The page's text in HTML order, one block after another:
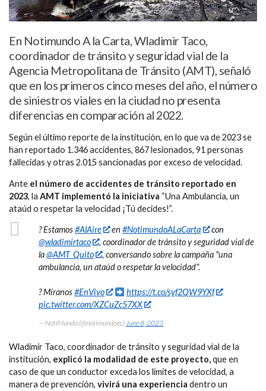
En Notimundo A la Carta, Wladimir Taco,
coordinador de tránsito y seguridad vial de la
Agencia Metropolitana de Tránsito (AMT), señaló
que en los primeros cinco meses del año, el número
de siniestros viales en la ciudad no presenta
diferencias en comparación al 2022.
Según el último reporte de la institución, en lo que va de 2023 se
han reportado 1.346 accidentes, 867 lesionados, 91 personas
fallecidas y otras 2.015 sancionadas por exceso de velocidad.
Ante el número de accidentes de tránsito reportado en
2023, la AMT implementó la iniciativa “Una Ambulancia, un
ataúd o respetar la velocidad ¡Tú decides!”.
? Estamos#AlAire en#NotimundoALaCarta
con
@wladimirtaco
, coordinador de tránsito y seguridad vial de
la@AMT_Quito
, conversando sobre la campaña "una
ambulancia, un ataúd o respetar la velocidad".
?️ Míranos#EnVivo
https://t.co/syf2QW9YXf
pic.twitter.com/XZCuZc57XX
— NotiMundo (@notimundoec)June 8, 2023
Wladimir Taco, coordinador de tránsito y seguridad vial de la
institución, explicó la modalidad de este proyecto,que en
caso de que un conductor exceda los límites de velocidad, a
manera de prevención, vivirá una experiencia dentro un